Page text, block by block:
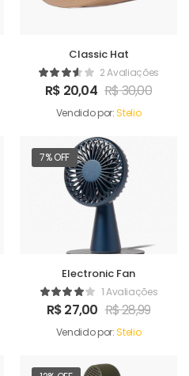
Classic Hat
2 Avaliações
R$ 20,04 R$30,00
Vendido por:Stelio
7% OFF
Electronic Fan
1 Avaliações
R$27,00 R$28,99
Vendido por:Stelio